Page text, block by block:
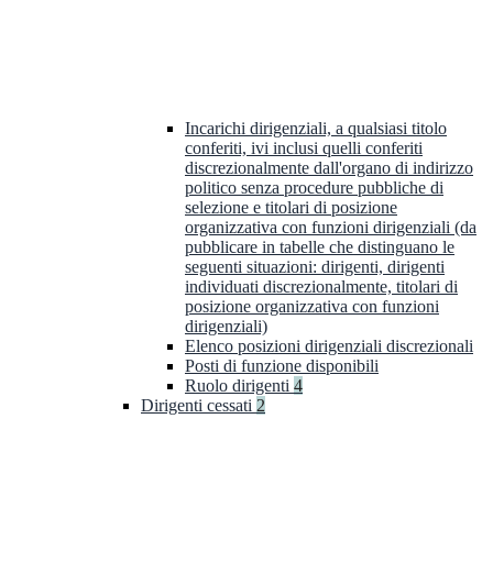
Incarichi dirigenziali, a qualsiasi titolo
conferiti, ivi inclusi quelli conferiti
discrezionalmente dall'organo di indirizzo
politico senza procedure pubbliche di
selezione e titolari di posizione
organizzativa con funzioni dirigenziali (da
pubblicare in tabelle che distinguano le
seguenti situazioni: dirigenti, dirigenti
individuati discrezionalmente, titolari di
posizione organizzativa con funzioni
dirigenziali)
Elenco posizioni dirigenziali discrezionali
Posti di funzione disponibili
Ruolo dirigenti 4
Dirigenti cessati 2